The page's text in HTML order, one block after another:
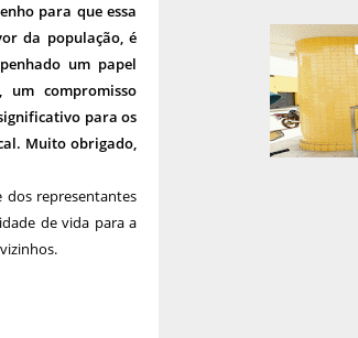
para que essa
da população, é
um papel
compromisso
para os
Muito obrigado,
dos representantes
de vida para a